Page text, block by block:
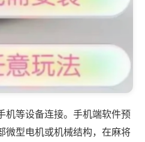
机等设备连接。手机端软件预
微型电机或机械结构，在麻将